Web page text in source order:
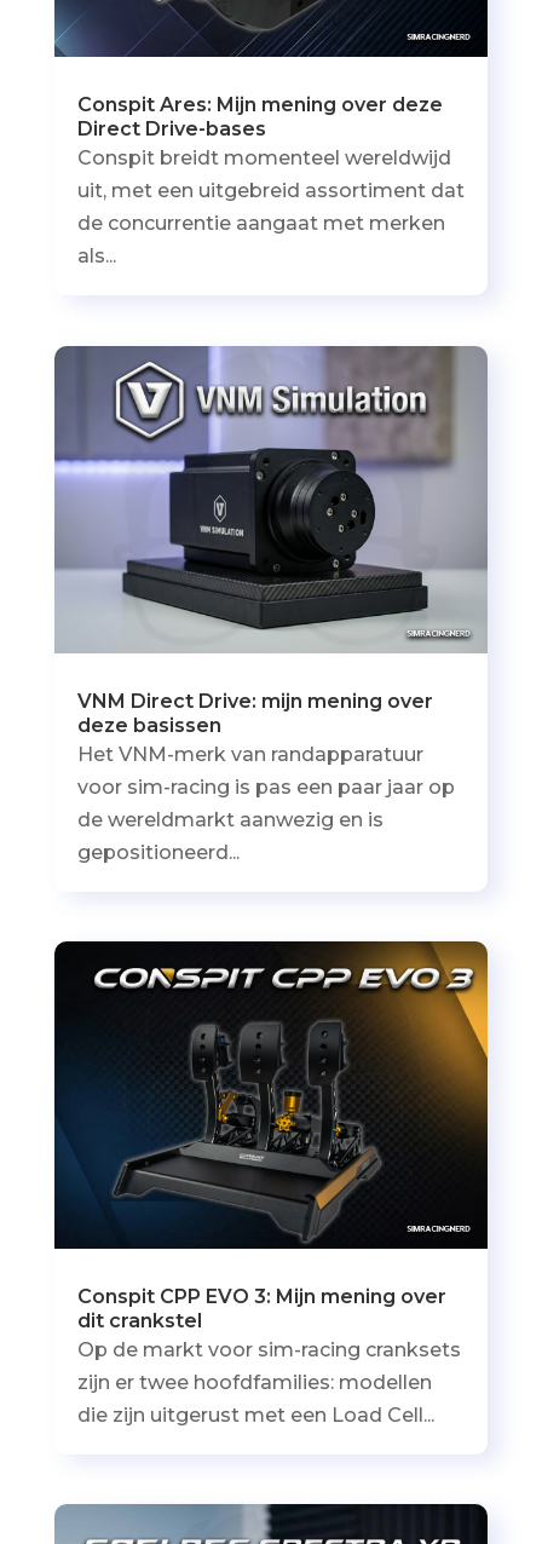
Conspit Ares: Mijn mening over deze
Direct Drive-bases
Conspit breidt momenteel wereldwijd
uit, met een uitgebreid assortiment dat
de concurrentie aangaat met merken
als...
VNM Direct Drive: mijn mening over
deze basissen
Het VNM-merk van randapparatuur
voor sim-racing is pas een paar jaar op
de wereldmarkt aanwezig en is
gepositioneerd...
Conspit CPP EVO 3: Mijn mening over
dit crankstel
Op de markt voor sim-racing cranksets
zijn er twee hoofdfamilies: modellen
die zijn uitgerust met een Load Cell...